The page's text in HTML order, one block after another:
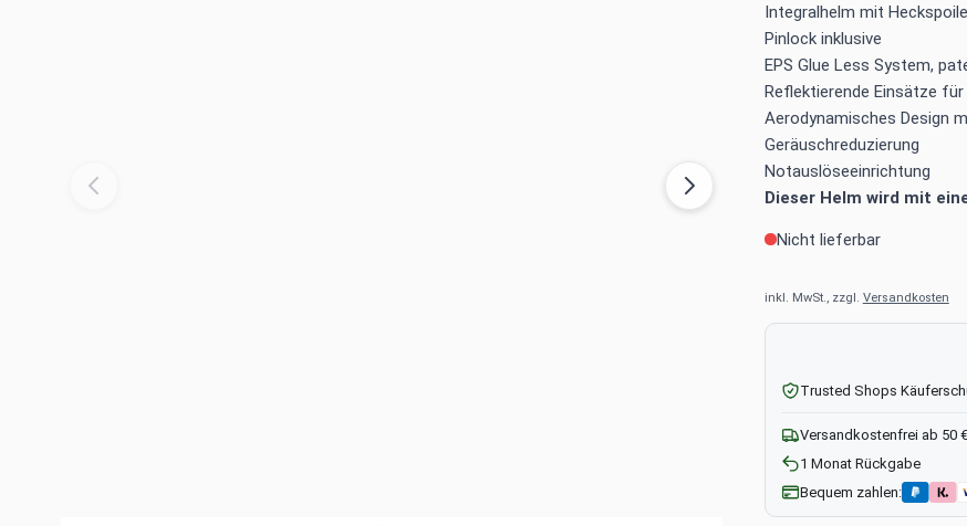
Integralhelm mit
Pinlock inklusive
EPS Glue Less System,
Reflektierende Einsätze
Aerodynamisches Design
Geräuschreduzierung
Notauslöseeinrichtung
Dieser Helm wird mit
Nicht lieferbar
inkl. MwSt., zzgl. Versandkosten
Trusted Shops
Versandkostenfrei ab 50 €
1 Monat Rückgabe
Bequem zahlen: